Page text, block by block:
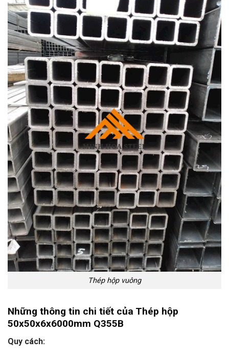
Thép hộp vuông
Những thông tin chi tiết của Thép hộp
50x50x6x6000mm Q355B
Quy cách: